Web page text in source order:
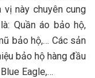
này chuyên cung
Quần áo bảo hộ,
bảo hộ,… Các sản
bảo hộ hàng đầu
Eagle,…